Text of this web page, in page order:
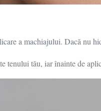
a machiajului. Dacă nu
tenului tău, iar înainte de